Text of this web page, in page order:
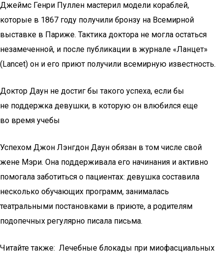
Джеймс Генри Пуллен мастерил модели кораблей,
которые в 1867 году получили бронзу на Всемирной
выставке в Париже. Тактика доктора не могла остаться
незамеченной, и после публикации в журнале «Ланцет»
(Lancet) он и его приют получили всемирную известность.
Доктор Даун не достиг бы такого успеха, если бы
не поддержка девушки, в которую он влюбился еще
во время учебы
Успехом Джон Лэнгдон Даун обязан в том числе свой
жене Мэри. Она поддерживала его начинания и активно
помогала заботиться о пациентах: девушка составила
несколько обучающих программ, занималась
театральными постановками в приюте, а родителям
подопечных регулярно писала письма.
Читайте также: Лечебные блокады при миофасциальных